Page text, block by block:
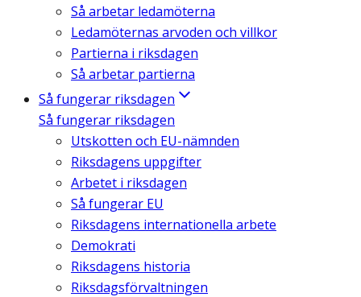
Så arbetar ledamöterna
Ledamöternas arvoden och villkor
Partierna i riksdagen
Så arbetar partierna
Så fungerar riksdagen
Så fungerar riksdagen
Utskotten och EU-nämnden
Riksdagens uppgifter
Arbetet i riksdagen
Så fungerar EU
Riksdagens internationella arbete
Demokrati
Riksdagens historia
Riksdagsförvaltningen